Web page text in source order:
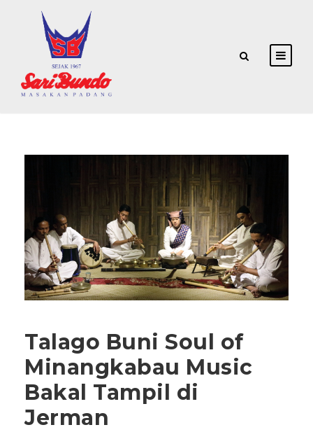
Talago Buni Soul of
Minangkabau Music
Bakal Tampil di
Jerman